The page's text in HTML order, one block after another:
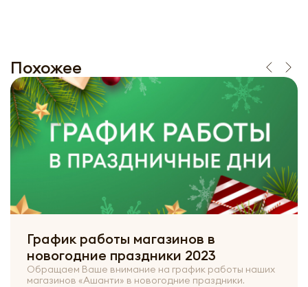
Похожее
График работы магазинов в
новогодние праздники 2023
Обращаем Ваше внимание на график работы наших
магазинов «Ашанти» в новогодние праздники.